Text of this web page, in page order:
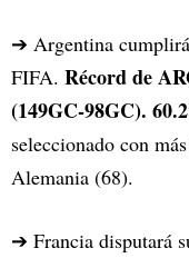
➔ Argentina
FIFA. Récord de
(149GC-98GC).
seleccionado con
Alemania (68).
➔ Francia disputará